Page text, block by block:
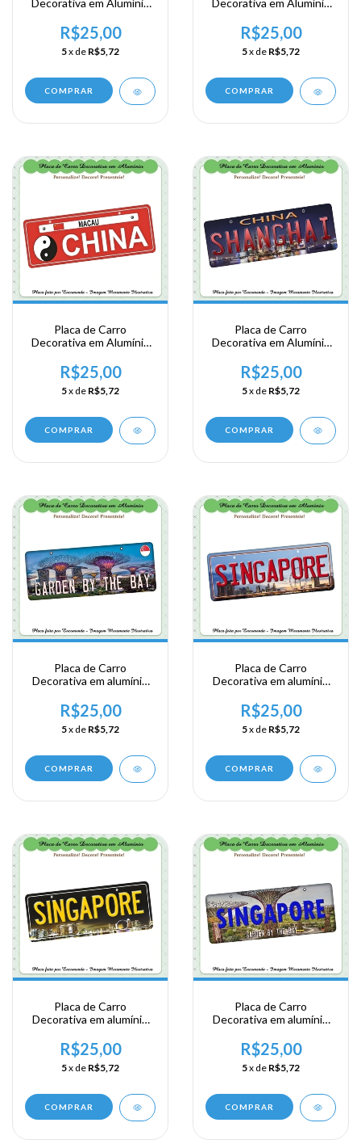
Decorativa em Alumínio
Viagem a China - Macau
R$25,00
5x de R$5,72
COMPRAR
Decorativa em Alumínio
Viagem a China - Macau
R$25,00
5x de R$5,72
COMPRAR
Placa de Carro
Decorativa em Alumínio
Viagem a China - Macau
R$25,00
5x de R$5,72
COMPRAR
Placa de Carro
Decorativa em Alumínio
Viagem a China -
Shanghai
R$25,00
5x de R$5,72
COMPRAR
Placa de Carro
Decorativa em alumínio
Ásiatico - Singapura -
Garden By The Bay
R$25,00
5x de R$5,72
COMPRAR
Placa de Carro
Decorativa em alumínio
Ásiatico - Singapura -
Singapore
R$25,00
5x de R$5,72
COMPRAR
Placa de Carro
Decorativa em alumínio
Ásiatico - Singapura -
Singapore
R$25,00
5x de R$5,72
COMPRAR
Placa de Carro
Decorativa em alumínio
Ásiatico - Singapura -
Singapore
R$25,00
5x de R$5,72
COMPRAR